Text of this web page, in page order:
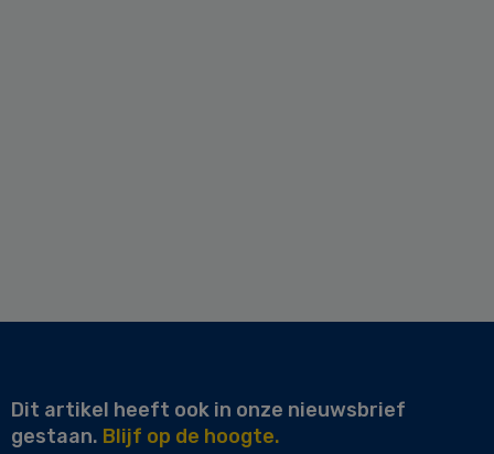
Dit artikel heeft ook in onze nieuwsbrief
gestaan. Blijf op de hoogte.